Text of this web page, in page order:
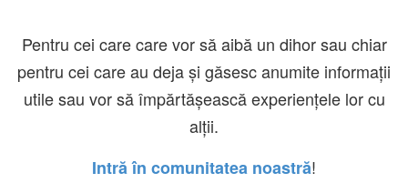
Pentru cei care care vor să aibă un dihor sau chiar
pentru cei care au deja și găsesc anumite informații
utile sau vor să împărtășească experiențele lor cu
alții.
Intră în comunitatea noastră!